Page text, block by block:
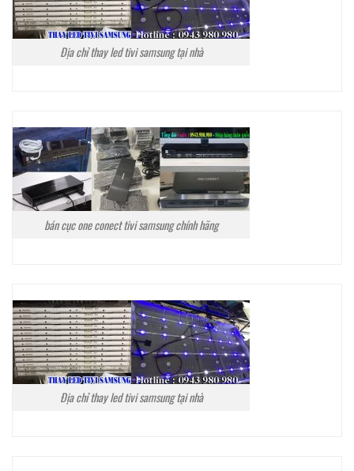
Địa chỉ thay led tivi samsung tại nhà
bán cục one conect tivi samsung chính hãng
Địa chỉ thay led tivi samsung tại nhà